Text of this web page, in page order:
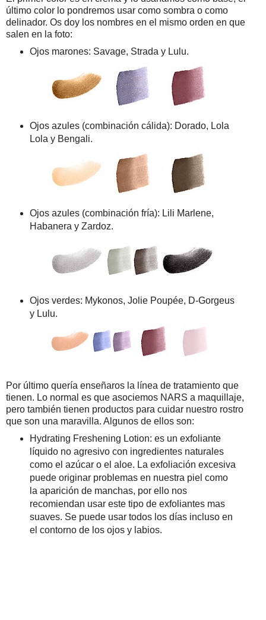
último color lo pondremos usar como sombra o como
delinador. Os doy los nombres en el mismo orden en que
salen en la foto:
Ojos marones: Savage, Strada y Lulu.
Ojos azules (combinación cálida): Dorado, Lola
Lola y Bengali.
Ojos azules (combinación fría): Lili Marlene,
Habanera y Zardoz.
Ojos verdes: Mykonos, Jolie Poupée, D-Gorgeus
y Lulu.
Por último quería enseñaros la línea de tratamiento que
tienen. Lo normal es que asociemos NARS a maquillaje,
pero también tienen productos para cuidar nuestro rostro
que son una maravilla. Algunos de ellos son:
Hydrating Freshening Lotion: es un exfoliante
líquido no agresivo con ingredientes naturales
como el azúcar o el aloe. La exfoliación excesiva
puede originar problemas en nuestra piel como
la aparición de manchas, por ello nos
recomiendan usar este tipo de exfoliantes mas
suaves. Se puede usar todos los días incluso en
el contorno de los ojos y labios.